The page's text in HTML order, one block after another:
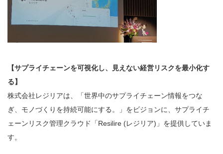
【サプライチェーンを可視化し、見えない経営リスクを最小化す
る】
株式会社レジリアは、「世界中のサプライチェーン情報をつな
ぎ、モノづくりを持続可能にする。」をビジョンに、サプライチ
ェーンリスク管理クラウド「Resilire (レジリア)」を提供していま
す。